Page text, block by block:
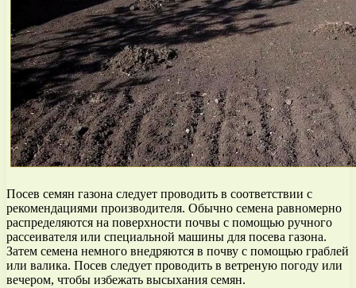
Посев семян газона следует проводить в соответствии с
рекомендациями производителя. Обычно семена равномерно
распределяются на поверхности почвы с помощью ручного
рассеивателя или специальной машины для посева газона.
Затем семена немного внедряются в почву с помощью граблей
или валика. Посев следует проводить в ветреную погоду или
вечером, чтобы избежать высыхания семян.